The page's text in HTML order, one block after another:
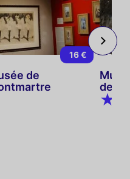
16 €
de
de